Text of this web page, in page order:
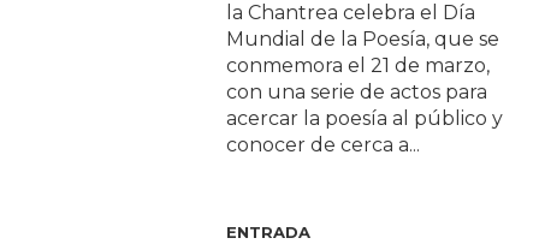
la Chantrea celebra el Día
Mundial de la Poesía, que se
conmemora el 21 de marzo,
con una serie de actos para
acercar la poesía al público y
conocer de cerca a...
ENTRADA